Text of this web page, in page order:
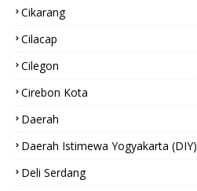
Cikarang
Cilacap
Cilegon
Cirebon Kota
Daerah
Daerah Istimewa Yogyakarta (DIY)
Deli Serdang